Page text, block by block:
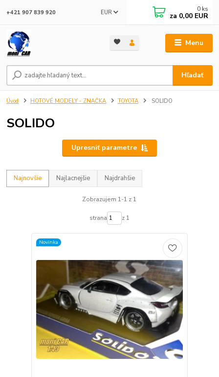
Menu
EUR
Hľadať
+421 907 839 920 0 ks
za 0,00 EUR
Úvod HOTOVÉ MODELY - ZNAČKA TOYOTA SOLIDO
SOLIDO
Upresniť parametre
Najnovšie Najlacnejšie Najdrahšie
Zobrazujem 1-1 z 1
strana z 1
Novinka